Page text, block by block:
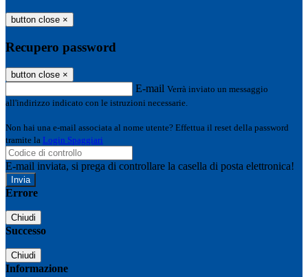
button close ×
Recupero password
button close ×
E-mail Verrà inviato un messaggio
all'indirizzo indicato con le istruzioni necessarie.
Non hai una e-mail associata al nome utente? Effettua il reset della password
tramite la Login Spaggiari
E-mail inviata, si prega di controllare la casella di posta elettronica!
Errore
Chiudi
Successo
Chiudi
Informazione